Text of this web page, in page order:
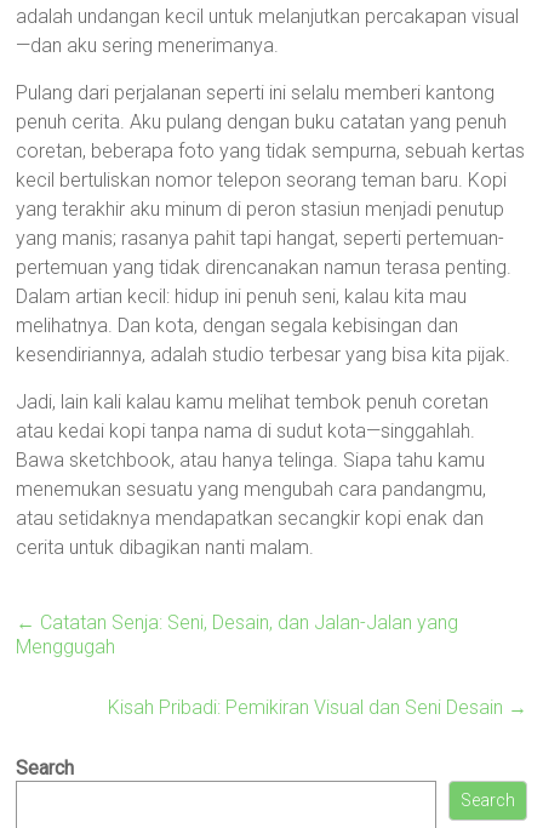
adalah undangan kecil untuk melanjutkan percakapan visual
—dan aku sering menerimanya.
Pulang dari perjalanan seperti ini selalu memberi kantong
penuh cerita. Aku pulang dengan buku catatan yang penuh
coretan, beberapa foto yang tidak sempurna, sebuah kertas
kecil bertuliskan nomor telepon seorang teman baru. Kopi
yang terakhir aku minum di peron stasiun menjadi penutup
yang manis; rasanya pahit tapi hangat, seperti pertemuan-
pertemuan yang tidak direncanakan namun terasa penting.
Dalam artian kecil: hidup ini penuh seni, kalau kita mau
melihatnya. Dan kota, dengan segala kebisingan dan
kesendiriannya, adalah studio terbesar yang bisa kita pijak.
Jadi, lain kali kalau kamu melihat tembok penuh coretan
atau kedai kopi tanpa nama di sudut kota—singgahlah.
Bawa sketchbook, atau hanya telinga. Siapa tahu kamu
menemukan sesuatu yang mengubah cara pandangmu,
atau setidaknya mendapatkan secangkir kopi enak dan
cerita untuk dibagikan nanti malam.
← Catatan Senja: Seni, Desain, dan Jalan-Jalan yang
Menggugah
Kisah Pribadi: Pemikiran Visual dan Seni Desain →
Search
Search